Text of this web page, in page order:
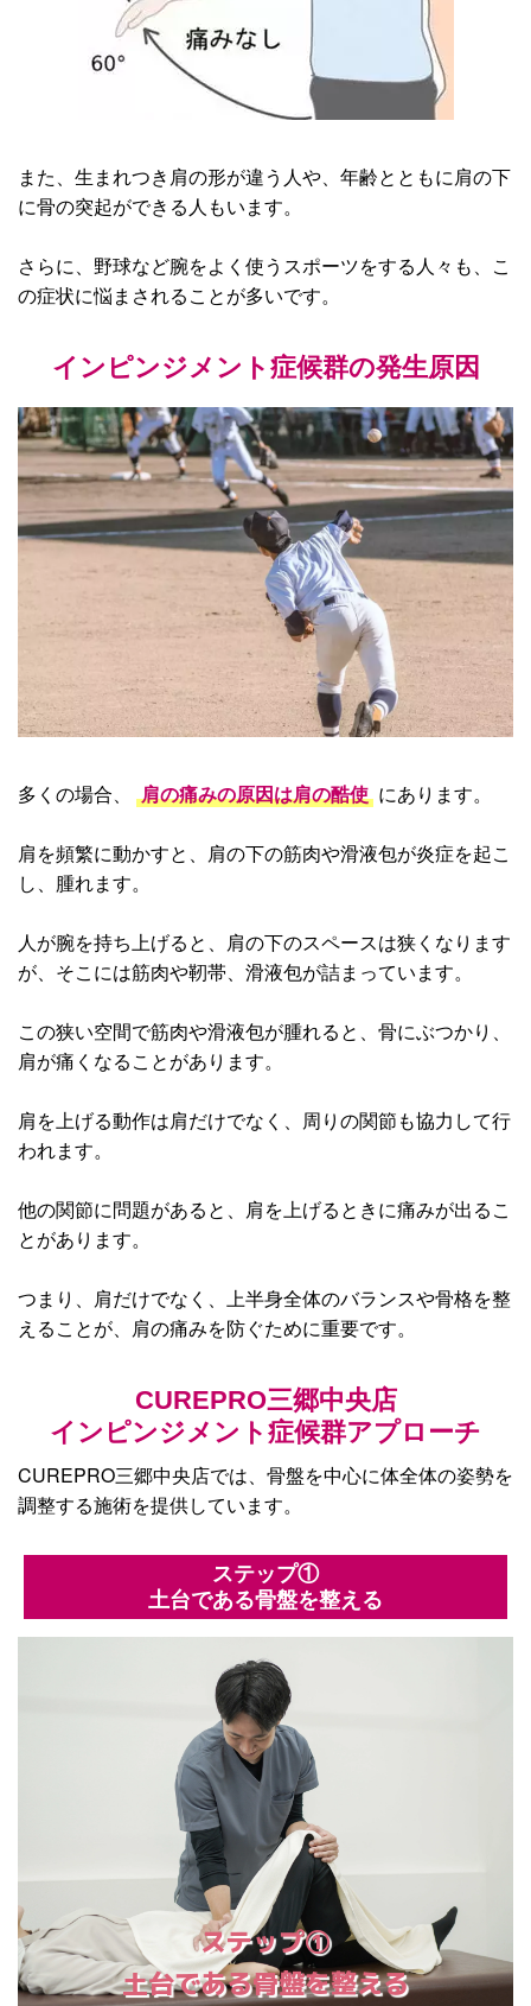
また、生まれつき肩の形が違う人や、年齢とともに肩の下
に骨の突起ができる人もいます。
さらに、野球など腕をよく使うスポーツをする人々も、こ
の症状に悩まされることが多いです。
インピンジメント症候群の発生原因
多くの場合、 肩の痛みの原因は肩の酷使 にあります。
肩を頻繁に動かすと、肩の下の筋肉や滑液包が炎症を起こ
し、腫れます。
人が腕を持ち上げると、肩の下のスペースは狭くなります
が、そこには筋肉や靭帯、滑液包が詰まっています。
この狭い空間で筋肉や滑液包が腫れると、骨にぶつかり、
肩が痛くなることがあります。
肩を上げる動作は肩だけでなく、周りの関節も協力して行
われます。
他の関節に問題があると、肩を上げるときに痛みが出るこ
とがあります。
つまり、肩だけでなく、上半身全体のバランスや骨格を整
えることが、肩の痛みを防ぐために重要です。
CUREPRO三郷中央店
インピンジメント症候群アプローチ
CUREPRO三郷中央店では、骨盤を中心に体全体の姿勢を
調整する施術を提供しています。
ステップ①
土台である骨盤を整える
ステップ①
土台である骨盤を整える